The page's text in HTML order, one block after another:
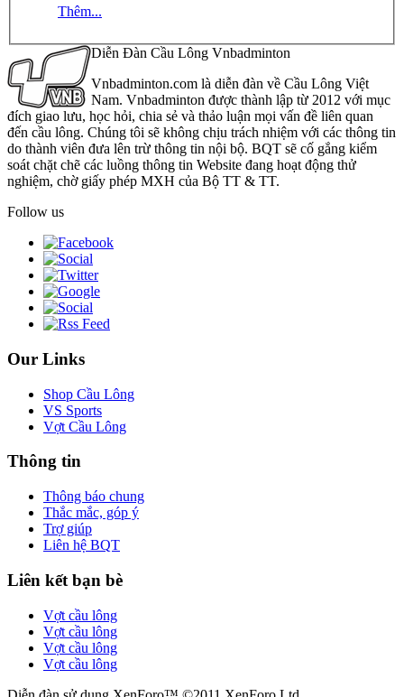
Thêm...
Diễn Đàn Cầu Lông Vnbadminton
Vnbadminton.com là diễn đàn về Cầu Lông Việt
Nam. Vnbadminton được thành lập từ 2012 với mục
đích giao lưu, học hỏi, chia sẻ và thảo luận mọi vấn đề liên quan
đến cầu lông. Chúng tôi sẽ không chịu trách nhiệm với các thông tin
do thành viên đưa lên trừ thông tin nội bộ. BQT sẽ cố gắng kiểm
soát chặt chẽ các luồng thông tin Website đang hoạt động thử
nghiệm, chờ giấy phép MXH của Bộ TT & TT.
Follow us
Our Links
Shop Cầu Lông
VS Sports
Vợt Cầu Lông
Thông tin
Thông báo chung
Thắc mắc, góp ý
Trợ giúp
Liên hệ BQT
Liên kết bạn bè
Vợt cầu lông
Vợt cầu lông
Vợt cầu lông
Vợt cầu lông